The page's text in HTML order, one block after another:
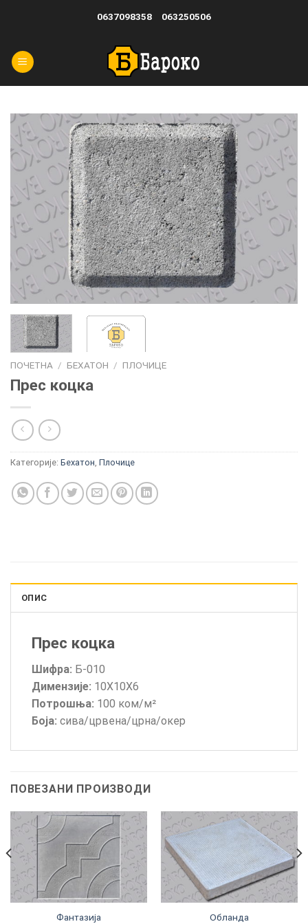
0637098358 063250506
ПОЧЕТНА / БЕХАТОН / ПЛОЧИЦЕ
Прес коцка
Категорије: Бехатон, Плочице
ОПИС
Прес коцка
Шифра: Б-010
Димензије: 10Х10Х6
Потрошња: 100 ком/м²
Боја: сива/црвена/црна/окер
ПОВЕЗАНИ ПРОИЗВОДИ
Фантазија Обланда